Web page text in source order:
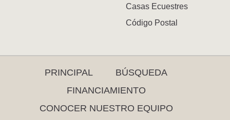
Casas Ecuestres
Código Postal
PRINCIPAL
BÚSQUEDA
FINANCIAMIENTO
CONOCER NUESTRO EQUIPO